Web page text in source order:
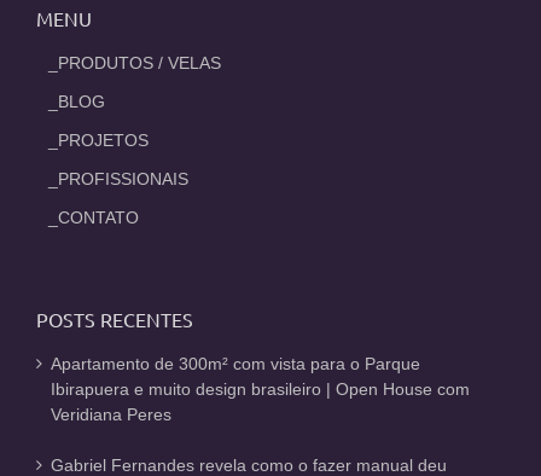
MENU
_PRODUTOS / VELAS
_BLOG
_PROJETOS
_PROFISSIONAIS
_CONTATO
POSTS RECENTES
Apartamento de 300m² com vista para o Parque
Ibirapuera e muito design brasileiro | Open House com
Veridiana Peres
Gabriel Fernandes revela como o fazer manual deu